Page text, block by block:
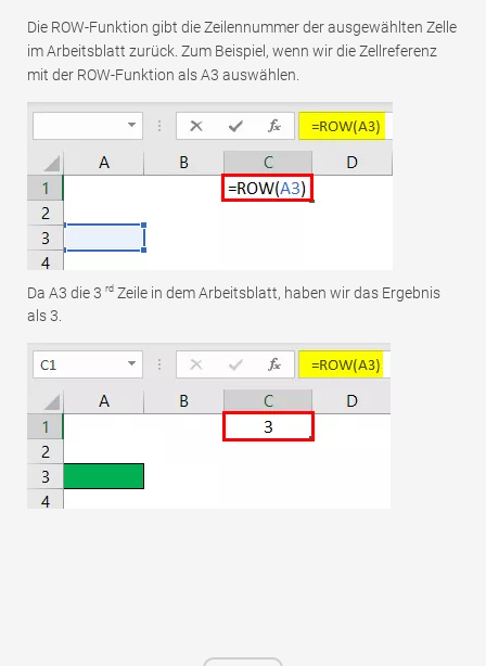
Die ROW-Funktion gibt die Zeilennummer der ausgewählten Zelle
im Arbeitsblatt zurück. Zum Beispiel, wenn wir die Zellreferenz
mit der ROW-Funktion als A3 auswählen.
Da A3 die 3 rd Zeile in dem Arbeitsblatt, haben wir das Ergebnis
als 3.